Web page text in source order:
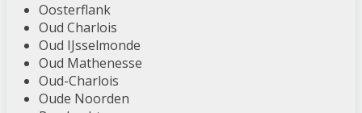
Oosterflank
Oud Charlois
Oud IJsselmonde
Oud Mathenesse
Oud-Charlois
Oude Noorden